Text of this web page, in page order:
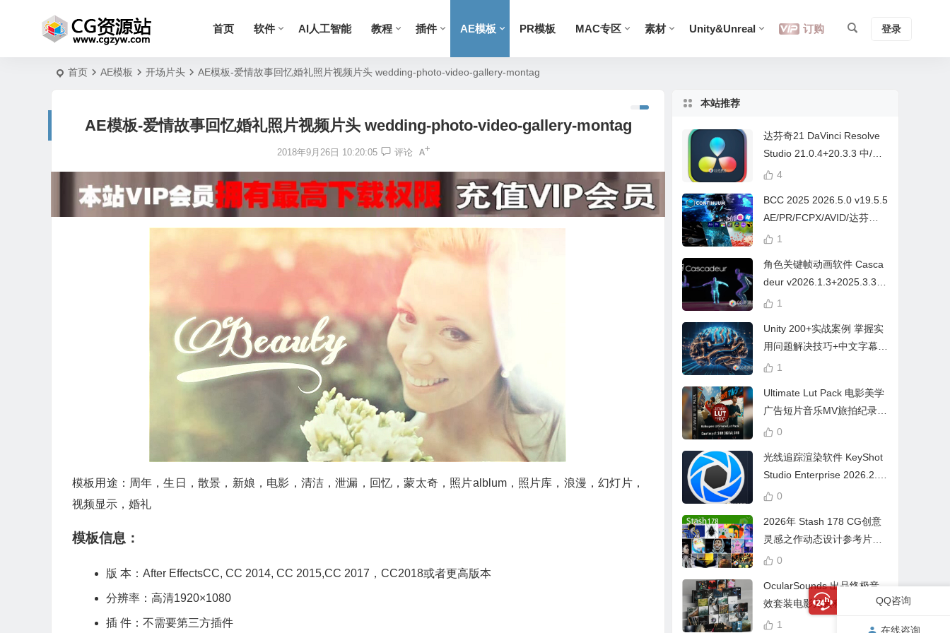
首页 软件 AI人工智能 教程 插件 AE模板 PR模板 MAC专区 素材 Unity&Unreal 订购 登录
首页 AE模板 开场片头 AE模板-爱情故事回忆婚礼照片视频片头 wedding-photo-video-gallery-montag
AE模板-爱情故事回忆婚礼照片视频片头 wedding-photo-video-gallery-montag
2018年9月26日 10:20:05 评论
模板用途：周年，生日，散景，新娘，电影，清洁，泄漏，回忆，蒙太奇，照片alblum，照片库，浪漫，幻灯片，
视频显示，婚礼
模板信息：
版 本：After EffectsCC, CC 2014, CC 2015,CC 2017，CC2018或者更高版本
分辨率：高清1920×1080
插 件：不需要第三方插件
本站推荐
达芬奇21 DaVinci Resolve
Studio 21.0.4+20.3.3 中/英
文 Win/Mac
4
BCC 2025 2026.5.0 v19.5.5
AE/PR/FCPX/AVID/达芬奇
视频特效插件Continuum Wi
1
角色关键帧动画软件 Casca
deur v2026.1.3+2025.3.3
Win/Mac+中文字幕教程
1
Unity 200+实战案例 掌握实
用问题解决技巧+中文字幕 L
earn Problem Solving
1
Ultimate Lut Pack 电影美学
广告短片音乐MV旅拍纪录片
视频调色预设
0
光线追踪渲染软件 KeyShot
Studio Enterprise 2026.2.1
Win中文版
0
2026年 Stash 178 CG创意
灵感之作动态设计参考片广
告视频动画短片合集
0
OcularSounds 出品终极音
效套装电影元素科幻氛围冲
击无人机音效素材包 Full Ac
1
QQ咨询
在线咨询